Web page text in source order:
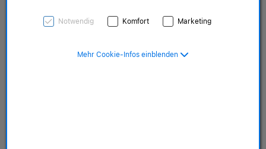
Eintrag finden
Notwendig Komfort Marketing
Mehr Cookie-Infos einblenden